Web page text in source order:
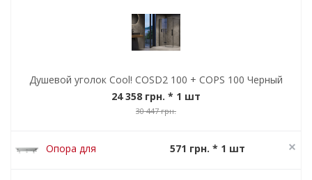
Душевой уголок Cool! COSD2 100 + COPS 100 Черный
24 358 грн. * 1 шт
30 447 грн.
Опора для
571 грн. * 1 шт